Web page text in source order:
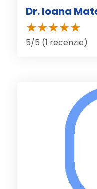
Dr. Ioana
5/5 (1 recenzie)